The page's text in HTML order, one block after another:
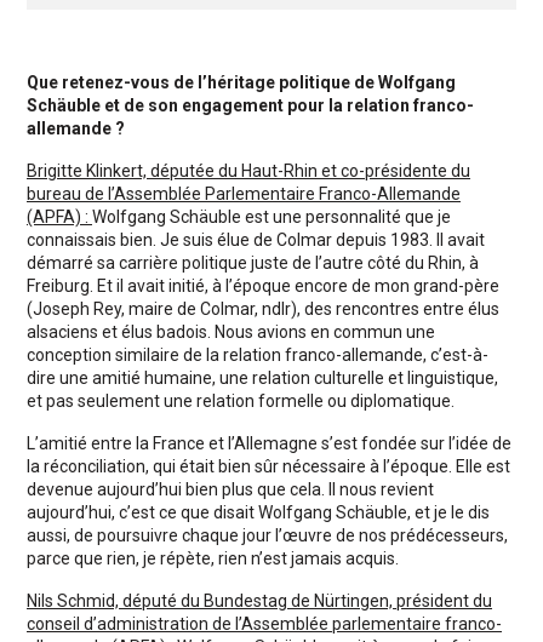
Que retenez-vous de l’héritage politique de Wolfgang
Schäuble et de son engagement pour la relation franco-
allemande ?
Brigitte Klinkert, députée du Haut-Rhin et co-présidente du
bureau de l’Assemblée Parlementaire Franco-Allemande
(APFA) : Wolfgang Schäuble est une personnalité que je
connaissais bien. Je suis élue de Colmar depuis 1983. Il avait
démarré sa carrière politique juste de l’autre côté du Rhin, à
Freiburg. Et il avait initié, à l’époque encore de mon grand-père
(Joseph Rey, maire de Colmar, ndlr), des rencontres entre élus
alsaciens et élus badois. Nous avions en commun une
conception similaire de la relation franco-allemande, c’est-à-
dire une amitié humaine, une relation culturelle et linguistique,
et pas seulement une relation formelle ou diplomatique.
L’amitié entre la France et l’Allemagne s’est fondée sur l’idée de
la réconciliation, qui était bien sûr nécessaire à l’époque. Elle est
devenue aujourd’hui bien plus que cela. Il nous revient
aujourd’hui, c’est ce que disait Wolfgang Schäuble, et je le dis
aussi, de poursuivre chaque jour l’œuvre de nos prédécesseurs,
parce que rien, je répète, rien n’est jamais acquis.
Nils Schmid, député du Bundestag de Nürtingen, président du
conseil d’administration de l’Assemblée parlementaire franco-